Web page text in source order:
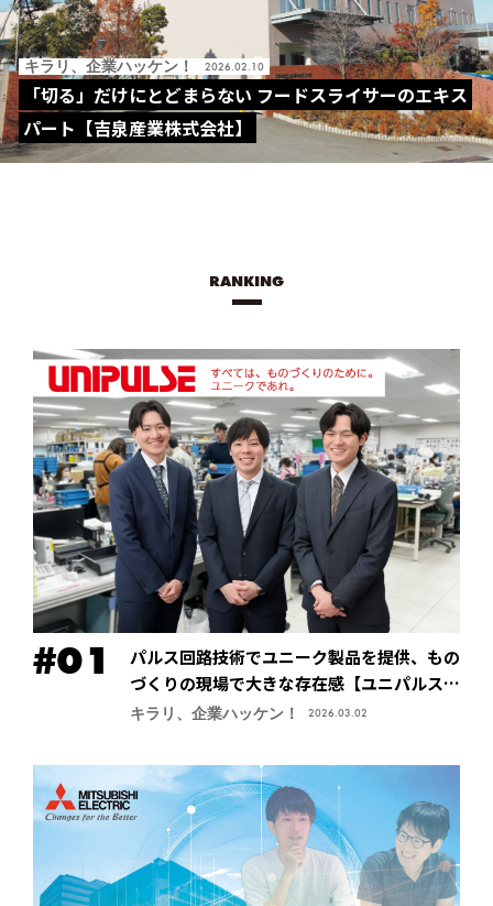
キラリ、企業ハッケン！ 2026.02.10
「切る」だけにとどまらない フードスライサーのエキス
パート【吉泉産業株式会社】
RANKING
パルス回路技術でユニーク製品を提供、もの
づくりの現場で大きな存在感【ユニパルス株
式会社】
キラリ、企業ハッケン！ 2026.03.02